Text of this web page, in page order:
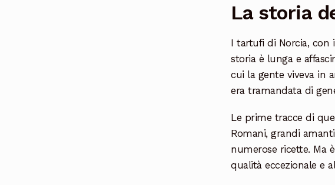
La storia
I tartufi di Norcia, con
storia è lunga e
cui la gente viveva in
era tramandata di
Le prime tracce di
Romani, grandi
numerose ricette. Ma
qualità eccezionale e